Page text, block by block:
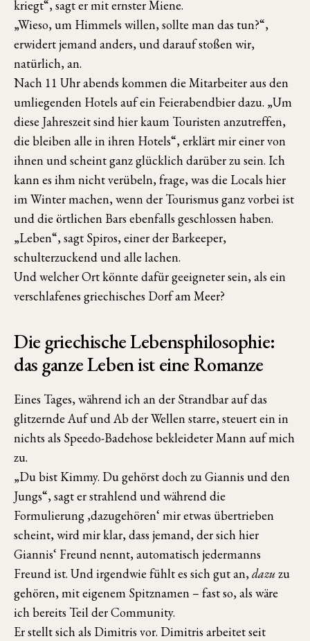
kriegt“, sagt er mit ernster Miene.
„Wieso, um Himmels willen, sollte man das tun?“,
erwidert jemand anders, und darauf stoßen wir,
natürlich, an.
Nach 11 Uhr abends kommen die Mitarbeiter aus den
umliegenden Hotels auf ein Feierabendbier dazu. „Um
diese Jahreszeit sind hier kaum Touristen anzutreffen,
die bleiben alle in ihren Hotels“, erklärt mir einer von
ihnen und scheint ganz glücklich darüber zu sein. Ich
kann es ihm nicht verübeln, frage, was die Locals hier
im Winter machen, wenn der Tourismus ganz vorbei ist
und die örtlichen Bars ebenfalls geschlossen haben.
„Leben“, sagt Spiros, einer der Barkeeper,
schulterzuckend und alle lachen.
Und welcher Ort könnte dafür geeigneter sein, als ein
verschlafenes griechisches Dorf am Meer?
Die griechische Lebensphilosophie:
das ganze Leben ist eine Romanze
Eines Tages, während ich an der Strandbar auf das
glitzernde Auf und Ab der Wellen starre, steuert ein in
nichts als Speedo-Badehose bekleideter Mann auf mich
zu.
„Du bist Kimmy. Du gehörst doch zu Giannis und den
Jungs“, sagt er strahlend und während die
Formulierung ‚dazugehören‘ mir etwas übertrieben
scheint, wird mir klar, dass jemand, der sich hier
Giannis‘ Freund nennt, automatisch jedermanns
Freund ist. Und irgendwie fühlt es sich gut an,dazuzu
gehören, mit eigenem Spitznamen – fast so, als wäre
ich bereits Teil der Community.
Er stellt sich als Dimitris vor. Dimitris arbeitet seit